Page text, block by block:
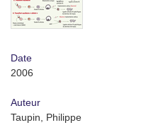
Date
2006
Auteur
Taupin, Philippe